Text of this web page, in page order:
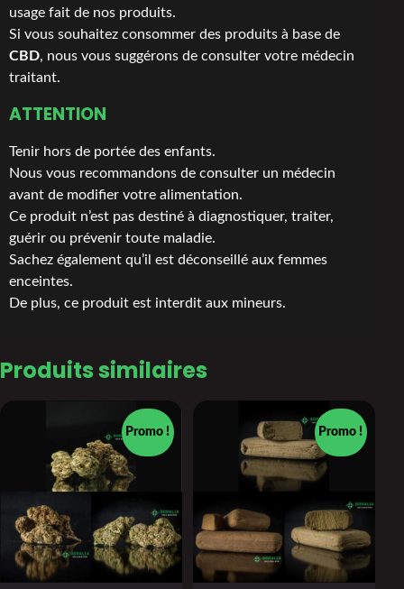
usage fait de nos produits.
Si vous souhaitez consommer des produits à base de
CBD, nous vous suggérons de consulter votre médecin
traitant.
ATTENTION
Tenir hors de portée des enfants.
Nous vous recommandons de consulter un médecin
avant de modifier votre alimentation.
Ce produit n’est pas destiné à diagnostiquer, traiter,
guérir ou prévenir toute maladie.
Sachez également qu’il est déconseillé aux femmes
enceintes.
De plus, ce produit est interdit aux mineurs.
Produits similaires
Promo ! Promo !